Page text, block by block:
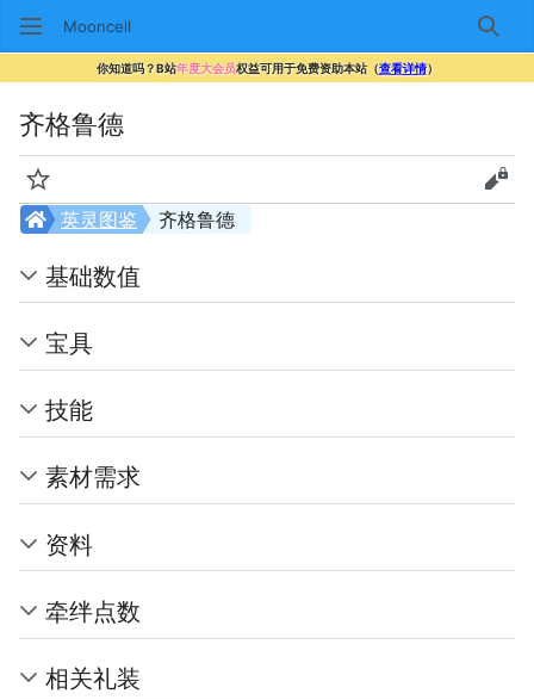
Mooncell 搜索
你知道吗？B站年度大会员权益可用于免费资助本站（查看详情）
齐格鲁德
监视 查看
齐格鲁德
英灵图鉴
基础数值
宝具
技能
素材需求
资料
牵绊点数
相关礼装